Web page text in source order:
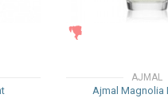
AJMAL
Ajmal Magnolia